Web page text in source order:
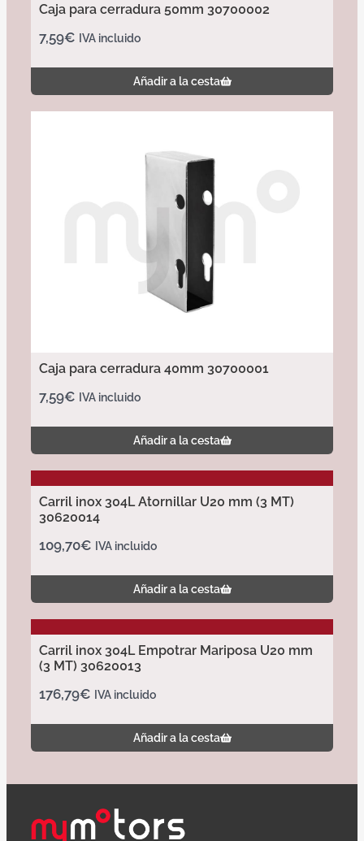
Caja para cerradura 50mm 30700002
7,59€ IVA incluido
Añadir a la cesta
Caja para cerradura 40mm 30700001
7,59€ IVA incluido
Añadir a la cesta
Carril inox 304L Atornillar U20 mm (3 MT)
30620014
109,70€ IVA incluido
Añadir a la cesta
Carril inox 304L Empotrar Mariposa U20 mm
(3 MT) 30620013
176,79€ IVA incluido
Añadir a la cesta